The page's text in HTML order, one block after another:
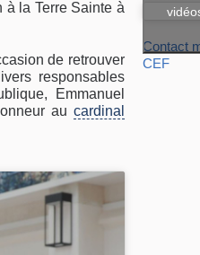
à la Terre Sainte à
de retrouver
responsables
Emmanuel
au cardinal
Contact
CEF